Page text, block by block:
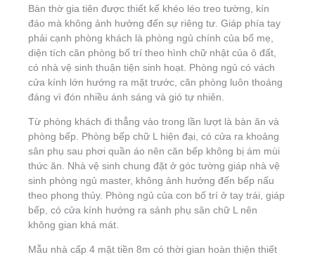
Bàn thờ gia tiên được thiết kế khéo léo treo tường, kín
đáo mà không ảnh hưởng đến sự riêng tư. Giáp phía tay
phải cạnh phòng khách là phòng ngủ chính của bố mẹ,
diện tích căn phòng bố trí theo hình chữ nhật của ô đất,
có nhà vệ sinh thuận tiện sinh hoạt. Phòng ngủ có vách
cửa kính lớn hướng ra mặt trước, căn phòng luôn thoáng
đáng vì đón nhiều ánh sáng và gió tự nhiên.
Từ phòng khách đi thẳng vào trong lần lượt là bàn ăn và
phòng bếp. Phòng bếp chữ L hiện đại, có cửa ra khoảng
sân phụ sau phơi quần áo nên căn bếp không bị ám mùi
thức ăn. Nhà vệ sinh chung đặt ở góc tường giáp nhà vệ
sinh phòng ngủ master, không ảnh hưởng đến bếp nấu
theo phong thủy. Phòng ngủ của con bố trí ở tay trái, giáp
bếp, có cửa kính hướng ra sảnh phụ sân chữ L nên
không gian khá mát.
Mẫu nhà cấp 4 mặt tiền 8m có thời gian hoàn thiện thiết